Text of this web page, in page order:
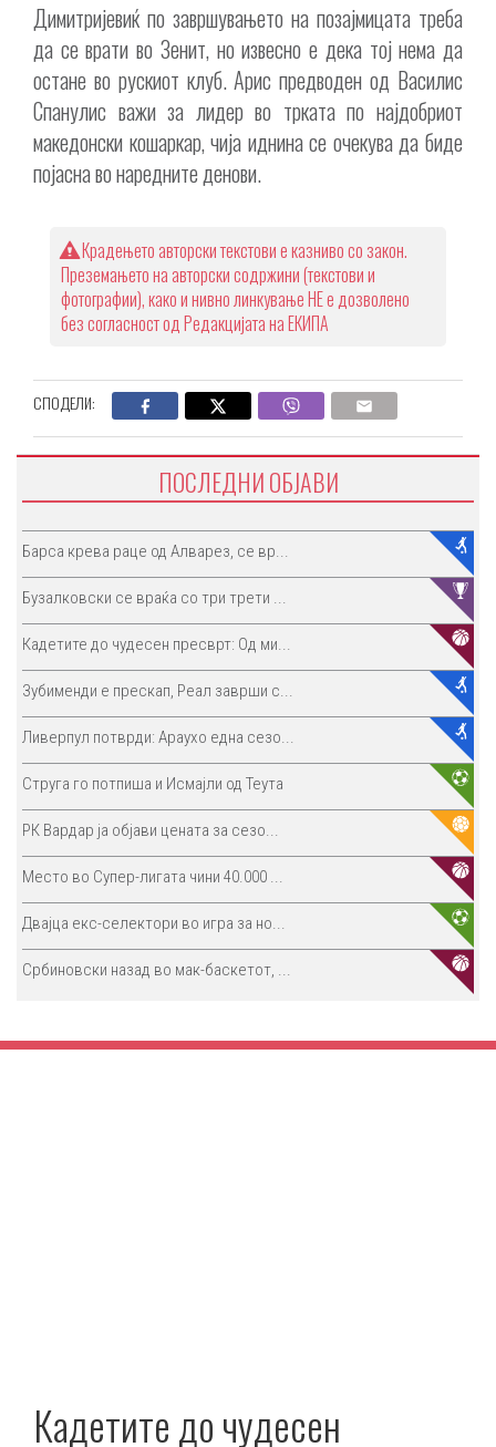
Димитријевиќ по завршувањето на позајмицата треба
да се врати во Зенит, но извесно е дека тој нема да
остане во рускиот клуб. Арис предводен од Василис
Спанулис важи за лидер во трката по најдобриот
македонски кошаркар, чија иднина се очекува да биде
појасна во наредните денови.
Крадењето авторски текстови е казниво со закон.
Преземањето на авторски содржини (текстови и
фотографии), како и нивно линкување НЕ е дозволено
без согласност од Редакцијата на ЕКИПА
СПОДЕЛИ:
ПОСЛЕДНИ ОБЈАВИ
Барса крева раце од Алварез, се вр...
Бузалковски се враќа со три трети ...
Кадетите до чудесен пресврт: Од ми...
Зубименди е прескап, Реал заврши с...
Ливерпул потврди: Араухо една сезо...
Струга го потпиша и Исмајли од Теута
РК Вардар ја објави цената за сезо...
Место во Супер-лигата чини 40.000 ...
Двајца екс-селектори во игра за но...
Србиновски назад во мак-баскетот, ...
Кадетите до чудесен